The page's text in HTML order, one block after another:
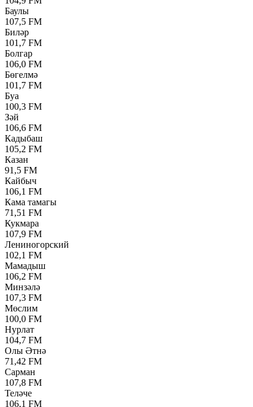
Баулы
107,5 FM
Биләр
101,7 FM
Болгар
106,0 FM
Бөгелмә
101,7 FM
Буа
100,3 FM
Зәй
106,6 FM
Кадыбаш
105,2 FM
Казан
91,5 FM
Кайбыч
106,1 FM
Кама тамагы
71,51 FM
Кукмара
107,9 FM
Лениногорский
102,1 FM
Мамадыш
106,2 FM
Минзәлә
107,3 FM
Мөслим
100,0 FM
Нурлат
104,7 FM
Олы Әтнә
71,42 FM
Сарман
107,8 FM
Теләче
106,1 FM